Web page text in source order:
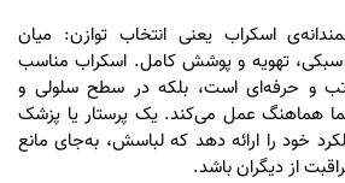
اسکراب یعنی انتخاب توازن: میان
سبکی، تهویه و پوشش کامل. اسکراب مناسب
و حرفه‌ای است، بلکه در سطح سلولی و
شما هماهنگ عمل می‌کند. یک پرستار یا پزشک
خود را ارائه دهد که لباسش، به‌جای مانع
از دیگران باشد.